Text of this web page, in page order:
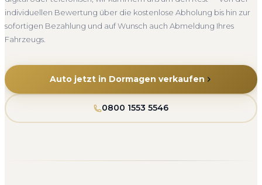
individuellen Bewertung über die kostenlose Abholung bis hin zur
sofortigen Bezahlung und auf Wunsch auch Abmeldung Ihres
Fahrzeugs.
Auto jetzt in Dormagen verkaufen
0800 1553 5546